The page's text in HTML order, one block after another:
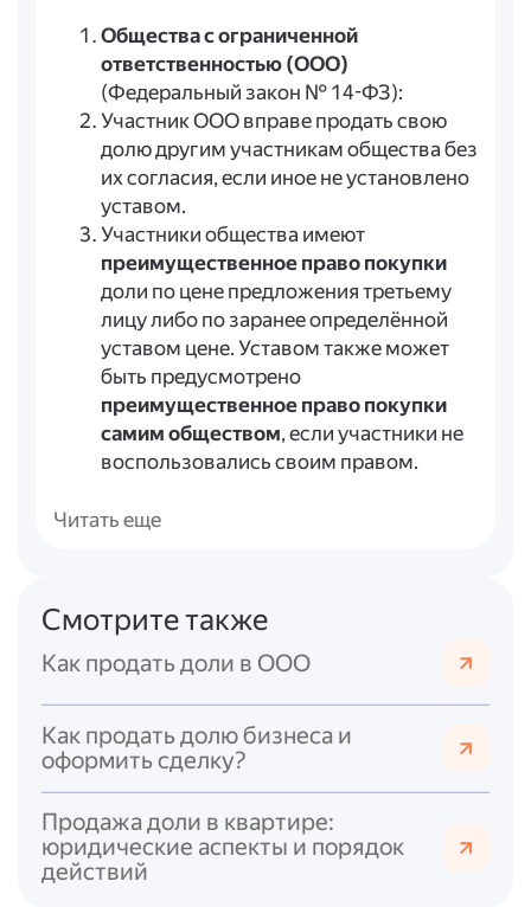
Общества с ограниченной
ответственностью (ООО)
(Федеральный закон № 14-ФЗ):
Участник ООО вправе продать свою
долю другим участникам общества без
их согласия, если иное не установлено
уставом.
Участники общества имеют
преимущественное право покупки
доли по цене предложения третьему
лицу либо по заранее определённой
уставом цене. Уставом также может
быть предусмотрено
преимущественное право покупки
самим обществом, если участники не
воспользовались своим правом.
оплаченной части.
нотариально удостоверенную оферту;
участники (и общество, если
правом в установленные сроки.
Акционерные общества (АО)
Выкуп акций обществом по
требованию акционеров(ст. 75–76):
Читать еще
Смотрите также
Как продать доли в ООО
Как продать долю бизнеса и
оформить сделку?
Продажа доли в квартире:
юридические аспекты и порядок
действий